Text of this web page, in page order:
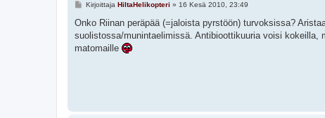
V
e
t
i
Kirjoittaja HiltaHelikopteri » 16 Kesä 2010, 23:49
Onko Riinan peräpää (=jaloista pyrstöön) turvoksissa?
suolistossa/munintaelimissä. Antibioottikuuria voisi kokeilla,
matomaille